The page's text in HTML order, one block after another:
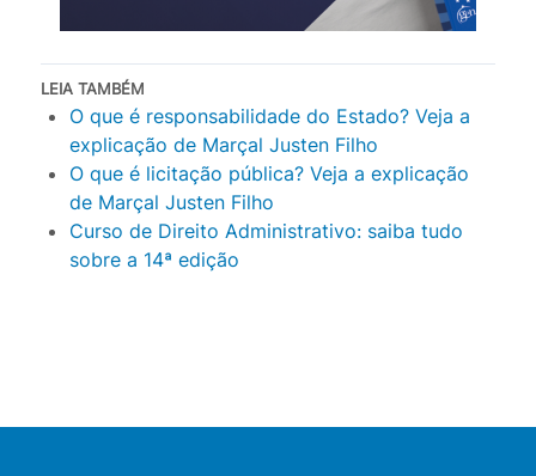
LEIA TAMBÉM
O que é responsabilidade do Estado? Veja a
explicação de Marçal Justen Filho
O que é licitação pública? Veja a explicação
de Marçal Justen Filho
Curso de Direito Administrativo: saiba tudo
sobre a 14ª edição